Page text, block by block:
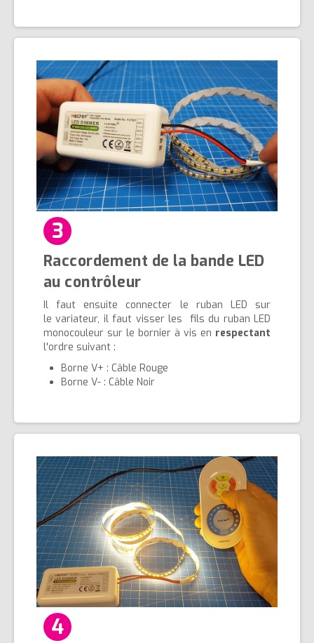
3
Raccordement de la bande LED
au contrôleur
Il faut ensuite connecter le ruban LED sur
le variateur, il faut visser les fils du ruban LED
monocouleur sur le bornier à vis en respectant
l'ordre suivant :
Borne V+ : Câble Rouge
Borne V- : Câble Noir
4